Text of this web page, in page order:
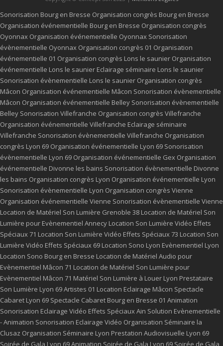
Sonorisation Bourg en Bresse Organisation congrès Bourg en Bresse
Organisation événementielle Bourg en Bresse Organisation congrès
Oyonnax Organisation événementielle Oyonnax Sonorisation
évènementielle Oyonnax Organisation congrès 01 Organisation
événementielle 01 Organisation congrès Lons le saunier Organisation
événementielle Lons le saunier Eclairage séminaire Lons le saunier
Sonorisation évènementielle Lons le saunier Organisation congrès
Mâcon Organisation événementielle Mâcon Sonorisation évènementielle
Mâcon Organisation événementielle Belley Sonorisation évènementielle
Belley Sonorisation Villefranche Organisation congrès Villefranche
Organisation événementielle Villefranche Eclairage séminaire
Villefranche Sonorisation évènementielle Villefranche Organisation
congrès Lyon 69 Organisation événementielle Lyon 69 Sonorisation
évènementielle Lyon 69 Organisation événementielle Gex Organisation
événementielle Divonne les bains Sonorisation évènementielle Divonne
les bains Organisation congrès Lyon Organisation événementielle Lyon
Sonorisation évènementielle Lyon Organisation congrès Vienne
Organisation événementielle Vienne Sonorisation évènementielle Vienne
Location de Matériel Son Lumière Grenoble 38 Location de Matériel Son
Lumière pour Evènementiel Annecy Location Son Lumière Vidéo Effets
Spéciaux 71 Location Son Lumière Vidéo Effets Spéciaux 73 Location Son
Lumière Vidéo Effets Spéciaux 69 Location Sono Lyon Evènementiel Lyon
Location Sono Bourg en Bresse Location de Matériel Audio pour
Evènementiel Mâcon 71 Location de Matériel Son Lumière pour
Evènementiel Mâcon 71 Matériel Son Lumière à Louer Lyon Prestataire
Son Lumière Lyon 69Artistes 01 Location Eclairage Mâcon Spectacle
Cabaret Lyon 69 Spectacle Cabaret Bourg en Bresse 01 Animation
Sonorisation Eclairage Vidéo Effets Spéciaux Ain Solution Evènementielle
- Animation Sonorisation Eclairage Vidéo Organisation Séminaire la
Clusaz Organisation Séminaire Lyon Prestation Audiovisuelle Lyon 69
Soirée de Gala Lyon 69Animation Soirée de Gala Lyon 69 Soirée de Gala